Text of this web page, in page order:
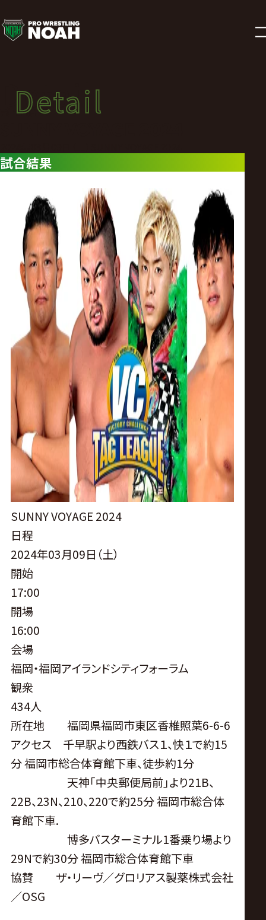
試
合
結
果
|
プ
ス
ン
グ・
ノ
ア
公
式
サ
イ
ト
Detail
試合結果
Detail
試合結果
SUNNY VOYAGE 2024
日程
2024年03月09日（土）
開始
17:00
開場
16:00
会場
福岡・福岡アイランドシティフォーラム
観衆
434人
所在地 福岡県福岡市東区香椎照葉6-6-6
アクセス 千早駅より西鉄バス１、快１で約15
分 福岡市総合体育館下車、徒歩約1分
天神｢中央郵便局前｣より21B、
22B、23N、210、220で約25分 福岡市総合体
育館下車.
博多バスターミナル1番乗り場より
29Nで約30分 福岡市総合体育館下車
協賛 ザ・リーヴ／グロリアス製薬株式会社
／OSG